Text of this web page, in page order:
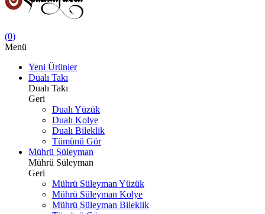
(0)
Menü
Yeni Ürünler
Dualı Takı
Dualı Takı
Geri
Dualı Yüzük
Dualı Kolye
Dualı Bileklik
Tümünü Gör
Mührü Süleyman
Mührü Süleyman
Geri
Mührü Süleyman Yüzük
Mührü Süleyman Kolye
Mührü Süleyman Bileklik